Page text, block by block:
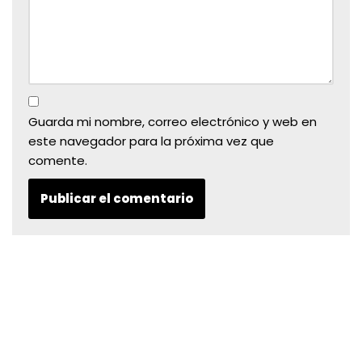
Guarda mi nombre, correo electrónico y web en
este navegador para la próxima vez que
comente.